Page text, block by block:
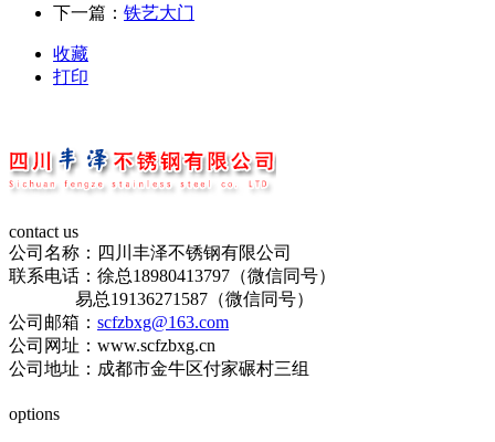
下一篇： 铁艺大门
收藏
打印
contact us
公司名称：四川丰泽不锈钢有限公司
联系电话：徐总18980413797（微信同号）
易总19136271587（微信同号）
公司邮箱： scfzbxg@163.com
公司网址：www.scfzbxg.cn
公司地址：成都市金牛区付家碾村三组
options